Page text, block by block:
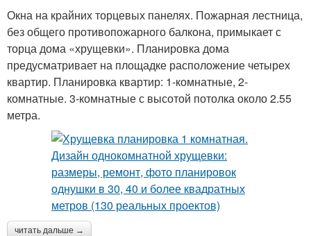
Окна на крайних торцевых панелях. Пожарная лестница,
без общего противопожарного балкона, примыкает с
торца дома «хрущевки». Планировка дома
предусматривает на площадке расположение четырех
квартир. Планировка квартир: 1-комнатные, 2-
комнатные. 3-комнатные с высотой потолка около 2.55
метра.
читать дальше →